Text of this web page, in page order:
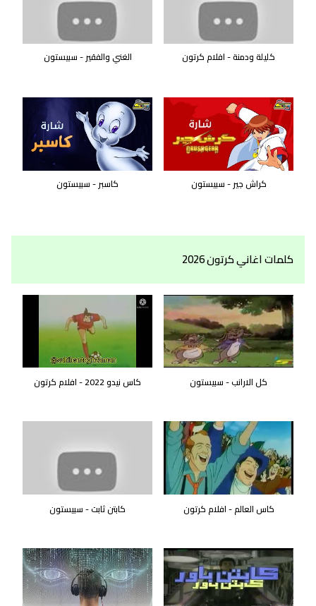
كليلة ودمنة - افلام كرتون الغني والفقير - سبيستون
كراش جير - سبيستون كاسبر - سبيستون
كلمات اغاني كرتون 2026
كل الارانب - سبيستون كاس نيدو 2022 - افلام كرتون
كاس العالم - افلام كرتون كابتن ثابت - سبيستون